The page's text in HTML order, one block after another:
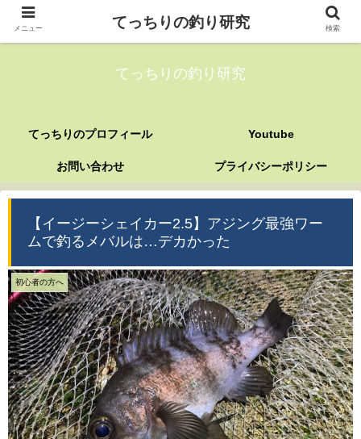
てっちりの釣り研究
てっちりのプロフィール Youtube
お問い合わせ プライバシーポリシー
【イージーシェイカー2.5】アジング最強ワー
ムで釣るメバルは…デカかった
初心者の方へ
メニュー てっちりの釣り研究 検索